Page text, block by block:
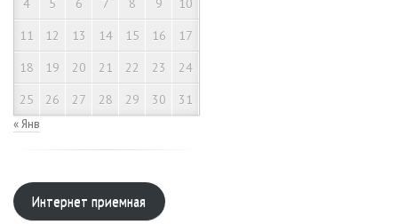
4
5 6 7 8 9
10
11
12 13 14 15 16
17
18
19 20 21 22 23
24
25
26 27 28 29 30 31
« Янв
Интернет приемная